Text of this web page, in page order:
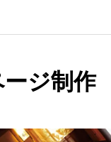
ジ制作